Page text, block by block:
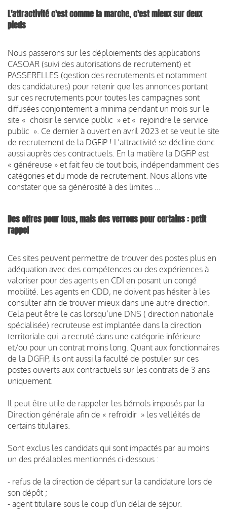
L'attractivité c'est comme la marche, c'est mieux sur deux
pieds
Nous passerons sur les déploiements des applications
CASOAR (suivi des autorisations de recrutement) et
PASSERELLES (gestion des recrutements et notamment
des candidatures) pour retenir que les annonces portant
sur ces recrutements pour toutes les campagnes sont
diffusées conjointement a minima pendant un mois sur le
site « choisir le service public » et « rejoindre le service
public ». Ce dernier à ouvert en avril 2023 et se veut le site
de recrutement de la DGFiP ! L’attractivité se décline donc
aussi auprès des contractuels. En la matière la DGFiP est
« généreuse » et fait feu de tout bois, indépendamment des
catégories et du mode de recrutement. Nous allons vite
constater que sa générosité à des limites ...
Des offres pour tous, mais des verrous pour certains : petit
rappel
Ces sites peuvent permettre de trouver des postes plus en
adéquation avec des compétences ou des expériences à
valoriser pour des agents en CDI en posant un congé
mobilité. Les agents en CDD, ne doivent pas hésiter à les
consulter afin de trouver mieux dans une autre direction.
Cela peut être le cas lorsqu’une DNS ( direction nationale
spécialisée) recruteuse est implantée dans la direction
territoriale qui a recruté dans une catégorie inférieure
et/ou pour un contrat moins long. Quant aux fonctionnaires
de la DGFiP, ils ont aussi la faculté de postuler sur ces
postes ouverts aux contractuels sur les contrats de 3 ans
uniquement.
Il peut être utile de rappeler les bémols imposés par la
Direction générale afin de « refroidir » les velléités de
certains titulaires.
Sont exclus les candidats qui sont impactés par au moins
un des préalables mentionnés ci-dessous :
- refus de la direction de départ sur la candidature lors de
son dépôt ;
- agent titulaire sous le coup d’un délai de séjour.